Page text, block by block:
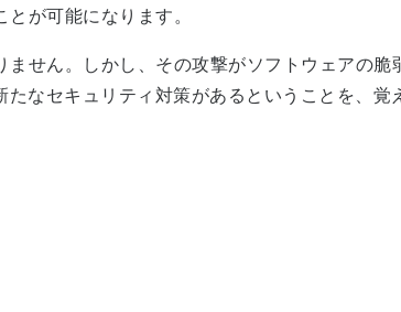
が可能になります。
せん。しかし、その攻撃がソフトウェアの脆
なセキュリティ対策があるということを、覚